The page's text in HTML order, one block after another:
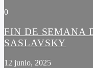
0
FIN DE SEMANA
SASLAVSKY
12 junio, 2025